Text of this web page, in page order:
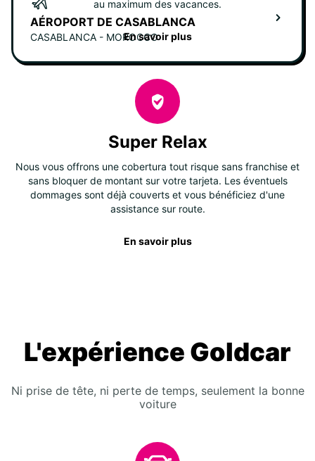
AÉROPORT DE CASABLANCA
CASABLANCA - MOROCCO
au maximum des vacances.
En savoir plus
Super Relax
Nous vous offrons une cobertura tout risque sans franchise et
sans bloquer de montant sur votre tarjeta. Les éventuels
dommages sont déjà couverts et vous bénéficiez d'une
assistance sur route.
En savoir plus
L'expérience Goldcar
Ni prise de tête, ni perte de temps, seulement la bonne
voiture